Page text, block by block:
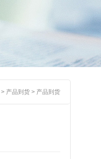
> 产品到货 > 产品到货